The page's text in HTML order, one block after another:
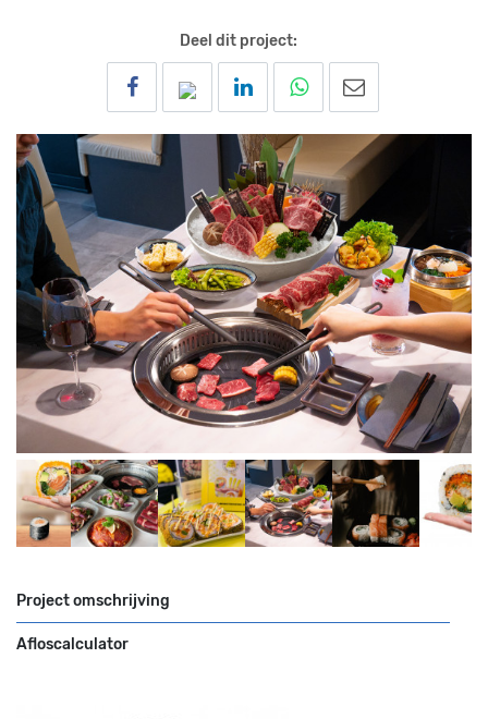
Deel dit project:
Project omschrijving
Afloscalculator